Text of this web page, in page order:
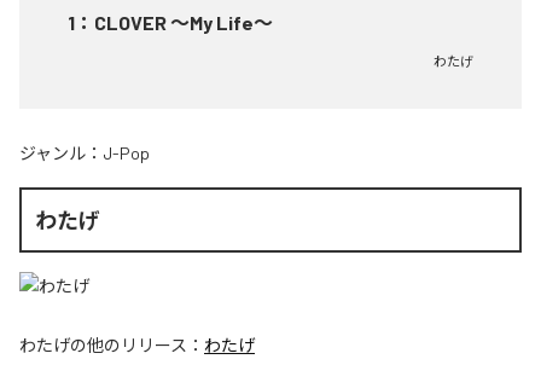
1 ： CLOVER ～My Life～
わたげ
ジャンル： J-Pop
わたげ
わたげの他のリリース： わたげ